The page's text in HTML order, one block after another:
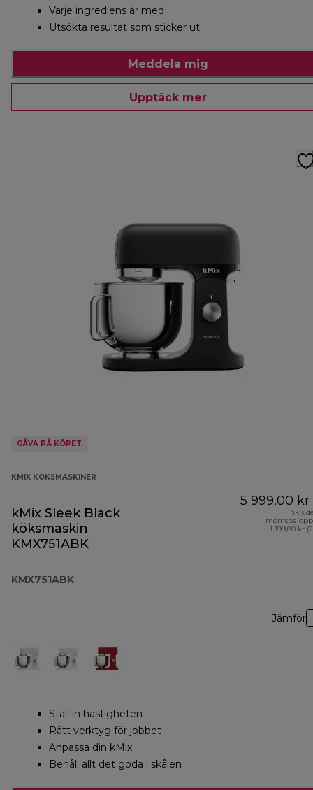
Varje ingrediens är med
Utsökta resultat som sticker ut
Meddela mig
Upptäck mer
GÅVA PÅ KÖPET
KMIX KÖKSMASKINER
kMix Sleek Black
köksmaskin
KMX751ABK
KMX751ABK
5 999,00 kr
1 199,80 kr
Jämför
Ställ in hastigheten
Rätt verktyg för jobbet
Anpassa din kMix
Behåll allt det goda i skålen